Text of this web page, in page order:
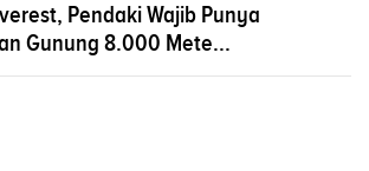
Pendaki Wajib Punya
Gunung 8.000 Mete...